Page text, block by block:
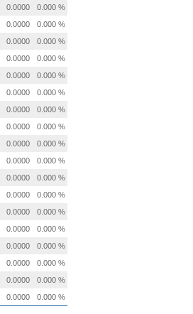
0.0000 0.000 %
0.0000 0.000 %
0.0000 0.000 %
0.0000 0.000 %
0.0000 0.000 %
0.0000 0.000 %
0.0000 0.000 %
0.0000 0.000 %
0.0000 0.000 %
0.0000 0.000 %
0.0000 0.000 %
0.0000 0.000 %
0.0000 0.000 %
0.0000 0.000 %
0.0000 0.000 %
0.0000 0.000 %
0.0000 0.000 %
0.0000 0.000 %